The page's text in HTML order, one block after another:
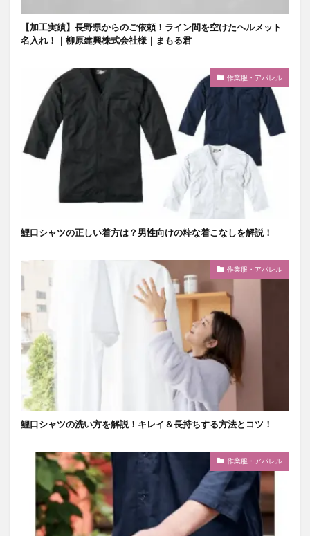
【加工実績】長野県からのご依頼！ライン間を空けたヘルメット
名入れ！｜柳原建興株式会社様｜まもる君
作業服・アパレル
鯉口シャツの正しい着方は？男性向けの粋な着こなしを解説！
作業服・アパレル
鯉口シャツの洗い方を解説！キレイ＆長持ちする方法とコツ！
作業服・アパレル